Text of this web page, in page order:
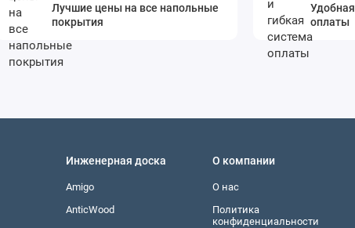
Лучшие цены на все напольные
покрытия
оплаты
Инженерная доска
Amigo
AnticWood
О компании
О нас
Политика
конфиденциальности